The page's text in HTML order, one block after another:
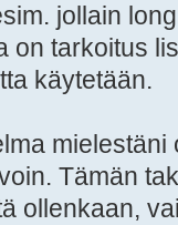
jollain
on tarkoitus
käytetään.
mielestäni
Tämän
ollenkaan,